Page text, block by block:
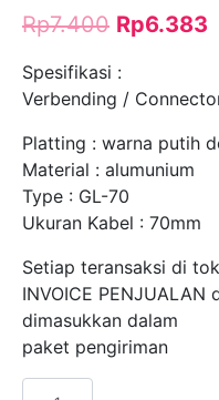
Rp7.400 Rp6.383
Spesifikasi :
Verbending /
Platting : warna putih
Material : alumunium
Type : GL-70
Ukuran Kabel : 70mm
Setiap teransaksi di
INVOICE PENJUALAN
dimasukkan dalam
paket pengiriman
Kuantitas